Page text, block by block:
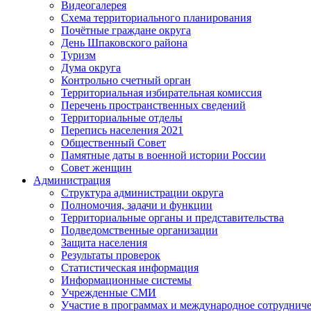
Видеогалерея
Схема территориального планирования
Почётные граждане округа
День Шпаковского района
Туризм
Дума округа
Контрольно счетный орган
Территориальная избирательная комиссия
Перечень пространственных сведений
Территориальные отделы
Перепись населения 2021
Общественный Совет
Памятные даты в военной истории России
Совет женщин
Администрация
Структура администрации округа
Полномочия, задачи и функции
Территориальные органы и представительства
Подведомственные организации
Защита населения
Результаты проверок
Статистическая информация
Информационные системы
Учрежденные СМИ
Участие в программах и международное